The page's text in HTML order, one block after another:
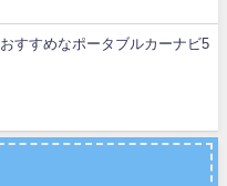
すすめなポータブルカーナビ5